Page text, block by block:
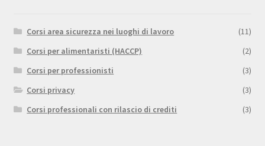
Corsi area sicurezza nei luoghi di lavoro
(11)
Corsi per alimentaristi (HACCP)
(2)
Corsi per professionisti
(3)
Corsi privacy
(3)
Corsi professionali con rilascio di crediti
(3)